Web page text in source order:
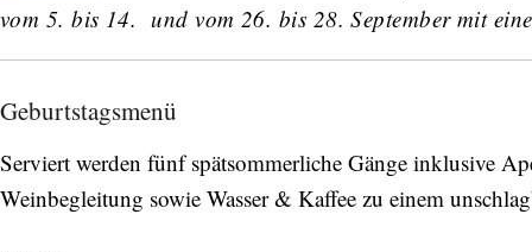
vom 5. bis 14. und vom 26. bis 28. September mit
Geburtstagsmenü
Serviert werden fünf spätsommerliche Gänge inklusive
Weinbegleitung sowie Wasser & Kaffee zu einem